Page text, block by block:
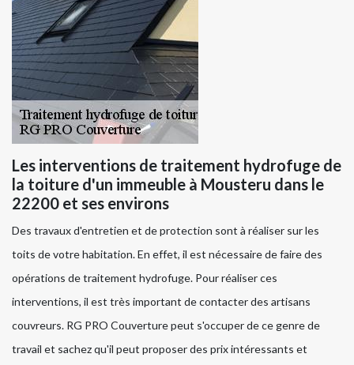
Les interventions de traitement hydrofuge de
la toiture d'un immeuble à Mousteru dans le
22200 et ses environs
Des travaux d'entretien et de protection sont à réaliser sur les
toits de votre habitation. En effet, il est nécessaire de faire des
opérations de traitement hydrofuge. Pour réaliser ces
interventions, il est très important de contacter des artisans
couvreurs. RG PRO Couverture peut s'occuper de ce genre de
travail et sachez qu'il peut proposer des prix intéressants et